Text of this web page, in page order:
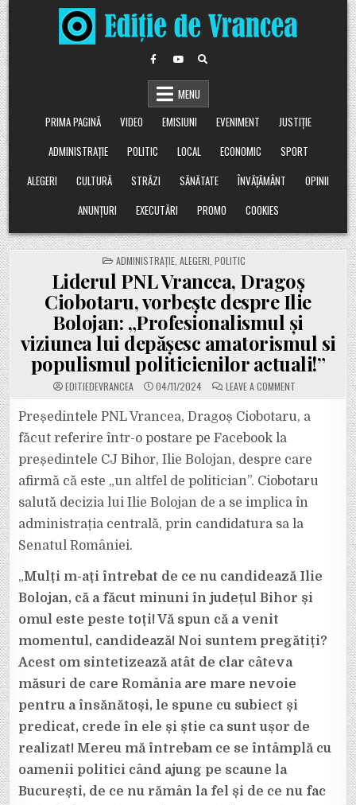
Skip
to
content
MENU
PRIMA PAGINĂ
VIDEO EMISIUNI EVENIMENT
JUSTIȚIE
ADMINISTRAȚIE
POLITIC LOCAL ECONOMIC
SPORT
ALEGERI
CULTURĂ STRĂZI SĂNĂTATE ÎNVĂȚĂMÂNT
OPINII
ANUNȚURI
EXECUTĂRI PROMO COOKIES
POSTED
IN
ADMINISTRAȚIE ALEGERI POLITIC
Liderul PNL Vrancea, Dragoș
Ciobotaru, vorbește despre Ilie
Bolojan: „Profesionalismul și
viziunea lui depășesc amatorismul si
populismul politicienilor actuali!”
EDITIEDEVRANCEA 04/11/2024 LEAVE A COMMENTON
LIDERUL
VRANCEA,
DRAGOȘ
ILIE
VIZIUNEA
LUI
DEPĂȘESC
AMATORISMUL
POLITICIENILOR
Președintele PNL Vrancea, Dragoș Ciobotaru, a
făcut referire într-o postare pe Facebook la
președintele CJ Bihor, Ilie Bolojan, despre care
afirmă că este „un altfel de politician”. Ciobotaru
salută decizia lui Ilie Bolojan de a se implica în
administrația centrală, prin candidatura sa la
Senatul României.
„Mulți m-ați întrebat de ce nu candidează Ilie
Bolojan, că a făcut minuni în județul Bihor și
omul este peste toți! Vă spun că a venit
momentul, candidează! Noi suntem pregătiți?
Acest om sintetizează atât de clar câteva
măsuri de care România are mare nevoie
pentru a însănătoși, le spune cu subiect și
predicat, crede în ele și știe ca sunt ușor de
realizat! Mereu mă întrebam ce se întâmplă cu
oamenii politici când ajung pe scaune la
București, de ce nu rămân la fel și de ce nu fac